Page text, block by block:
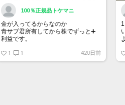
100％正規品トケマニ
金が入ってるからなのか
青サブ君所有してから株でずっと➕
利益です。
銘柄番号7932 ニッピ
1 1 420日前